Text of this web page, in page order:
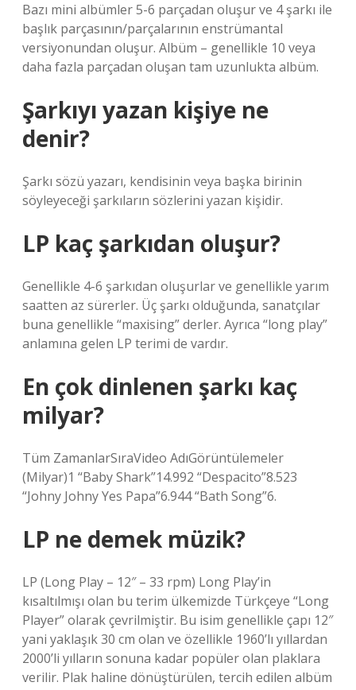
Bazı mini albümler 5-6 parçadan oluşur ve 4 şarkı ile
başlık parçasının/parçalarının enstrümantal
versiyonundan oluşur. Albüm – genellikle 10 veya
daha fazla parçadan oluşan tam uzunlukta albüm.
Şarkıyı yazan kişiye ne
denir?
Şarkı sözü yazarı, kendisinin veya başka birinin
söyleyeceği şarkıların sözlerini yazan kişidir.
LP kaç şarkıdan oluşur?
Genellikle 4-6 şarkıdan oluşurlar ve genellikle yarım
saatten az sürerler. Üç şarkı olduğunda, sanatçılar
buna genellikle “maxising” derler. Ayrıca “long play”
anlamına gelen LP terimi de vardır.
En çok dinlenen şarkı kaç
milyar?
Tüm ZamanlarSıraVideo AdıGörüntülemeler
(Milyar)1 “Baby Shark”14.992 “Despacito”8.523
“Johny Johny Yes Papa”6.944 “Bath Song”6.
LP ne demek müzik?
LP (Long Play – 12″ – 33 rpm) Long Play’in
kısaltılmışı olan bu terim ülkemizde Türkçeye “Long
Player” olarak çevrilmiştir. Bu isim genellikle çapı 12″
yani yaklaşık 30 cm olan ve özellikle 1960’lı yıllardan
2000’li yılların sonuna kadar popüler olan plaklara
verilir. Plak haline dönüştürülen, tercih edilen albüm